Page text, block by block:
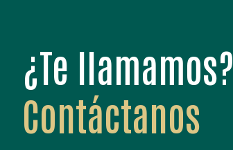
¿Te llamamos?
Contáctanos